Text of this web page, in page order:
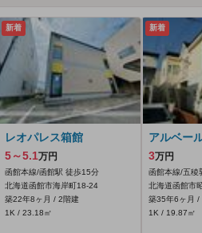
新着
レオパレス箱館
5～5.1万円
函館本線/函館駅 徒歩15分
北海道函館市海岸町18-24
築22年8ヶ月 / 2階建
1K / 23.18㎡
新着
アルベー
3万円
函館本線/五稜
北海道函館市
築35年6ヶ月 /
1K / 19.87㎡